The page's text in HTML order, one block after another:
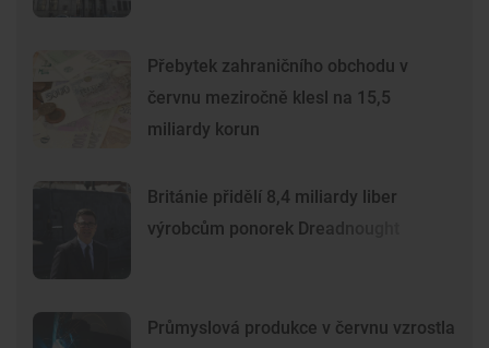
Přebytek zahraničního obchodu v
červnu meziročně klesl na 15,5
miliardy korun
Británie přidělí 8,4 miliardy liber
výrobcům ponorek Dreadnought
Průmyslová produkce v červnu vzrostla